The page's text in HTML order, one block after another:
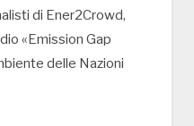
di Ener2Crowd,
«Emission Gap
delle Nazioni